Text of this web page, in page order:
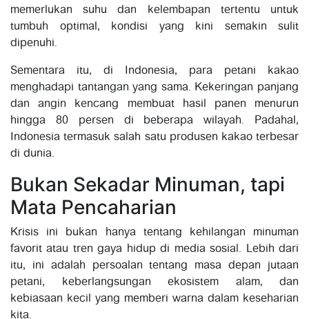
memerlukan suhu dan kelembapan tertentu untuk
tumbuh optimal, kondisi yang kini semakin sulit
dipenuhi.
Sementara itu, di Indonesia, para petani kakao
menghadapi tantangan yang sama. Kekeringan panjang
dan angin kencang membuat hasil panen menurun
hingga 80 persen di beberapa wilayah. Padahal,
Indonesia termasuk salah satu produsen kakao terbesar
di dunia.
Bukan Sekadar Minuman, tapi
Mata Pencaharian
Krisis ini bukan hanya tentang kehilangan minuman
favorit atau tren gaya hidup di media sosial. Lebih dari
itu, ini adalah persoalan tentang masa depan jutaan
petani, keberlangsungan ekosistem alam, dan
kebiasaan kecil yang memberi warna dalam keseharian
kita.